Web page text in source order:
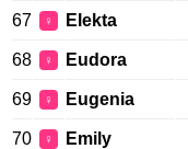
67 ♀ Elekta
68 ♀ Eudora
69 ♀ Eugenia
70 ♀ Emily